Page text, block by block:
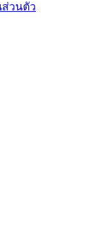
ส่วนตัว